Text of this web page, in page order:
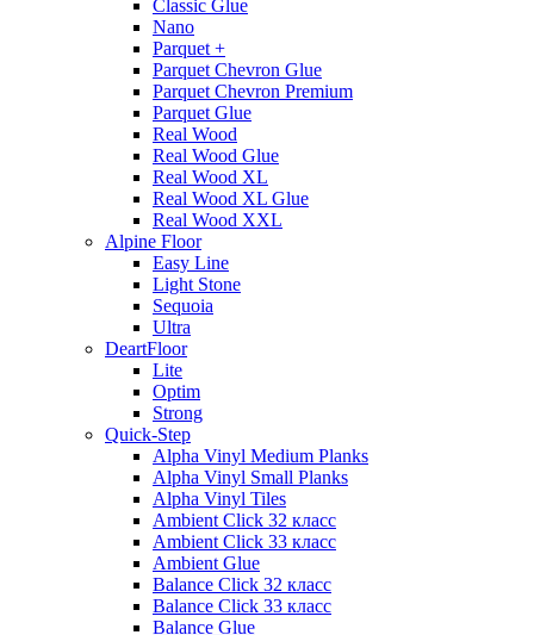
Classic Glue
Nano
Parquet +
Parquet Chevron Glue
Parquet Chevron Premium
Parquet Glue
Real Wood
Real Wood Glue
Real Wood XL
Real Wood XL Glue
Real Wood XXL
Alpine Floor
Easy Line
Light Stone
Sequoia
Ultra
DeartFloor
Lite
Optim
Strong
Quick-Step
Alpha Vinyl Medium Planks
Alpha Vinyl Small Planks
Alpha Vinyl Tiles
Ambient Click 32 класс
Ambient Click 33 класс
Ambient Glue
Balance Click 32 класс
Balance Click 33 класс
Balance Glue